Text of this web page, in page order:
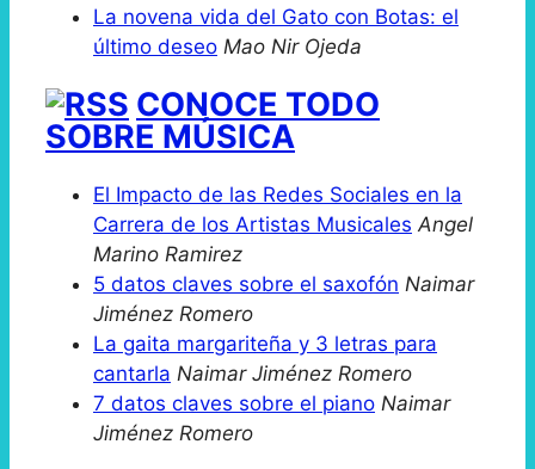
La novena vida del Gato con Botas: el
último deseo Mao Nir Ojeda
CONOCE TODO
SOBRE MÚSICA
El Impacto de las Redes Sociales en la
Carrera de los Artistas Musicales Angel
Marino Ramirez
5 datos claves sobre el saxofón Naimar
Jiménez Romero
La gaita margariteña y 3 letras para
cantarla Naimar Jiménez Romero
7 datos claves sobre el piano Naimar
Jiménez Romero